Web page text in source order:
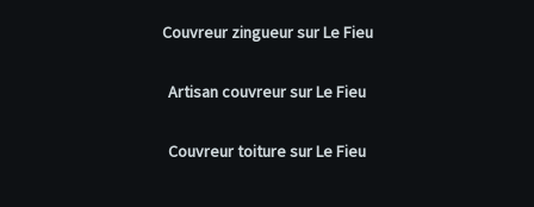
Couvreur zingueur sur Le Fieu
Artisan couvreur sur Le Fieu
Couvreur toiture sur Le Fieu